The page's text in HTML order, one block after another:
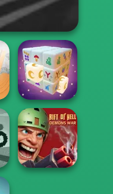
Mystic Mahjong